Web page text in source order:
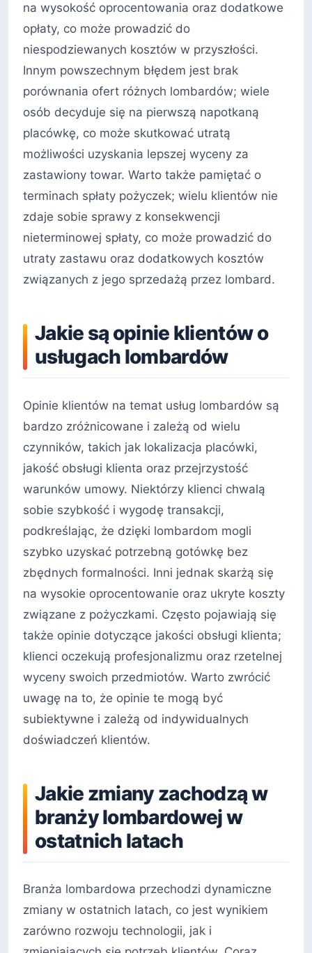
na wysokość oprocentowania oraz dodatkowe
opłaty, co może prowadzić do
niespodziewanych kosztów w przyszłości.
Innym powszechnym błędem jest brak
porównania ofert różnych lombardów; wiele
osób decyduje się na pierwszą napotkaną
placówkę, co może skutkować utratą
możliwości uzyskania lepszej wyceny za
zastawiony towar. Warto także pamiętać o
terminach spłaty pożyczek; wielu klientów nie
zdaje sobie sprawy z konsekwencji
nieterminowej spłaty, co może prowadzić do
utraty zastawu oraz dodatkowych kosztów
związanych z jego sprzedażą przez lombard.
Jakie są opinie klientów o
usługach lombardów
Opinie klientów na temat usług lombardów są
bardzo zróżnicowane i zależą od wielu
czynników, takich jak lokalizacja placówki,
jakość obsługi klienta oraz przejrzystość
warunków umowy. Niektórzy klienci chwalą
sobie szybkość i wygodę transakcji,
podkreślając, że dzięki lombardom mogli
szybko uzyskać potrzebną gotówkę bez
zbędnych formalności. Inni jednak skarżą się
na wysokie oprocentowanie oraz ukryte koszty
związane z pożyczkami. Często pojawiają się
także opinie dotyczące jakości obsługi klienta;
klienci oczekują profesjonalizmu oraz rzetelnej
wyceny swoich przedmiotów. Warto zwrócić
uwagę na to, że opinie te mogą być
subiektywne i zależą od indywidualnych
doświadczeń klientów.
Jakie zmiany zachodzą w
branży lombardowej w
ostatnich latach
Branża lombardowa przechodzi dynamiczne
zmiany w ostatnich latach, co jest wynikiem
zarówno rozwoju technologii, jak i